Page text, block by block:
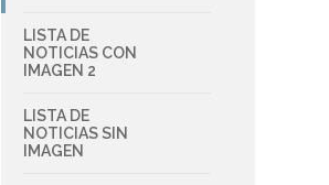
LISTA DE
NOTICIAS CON
IMAGEN 2
LISTA DE
NOTICIAS SIN
IMAGEN